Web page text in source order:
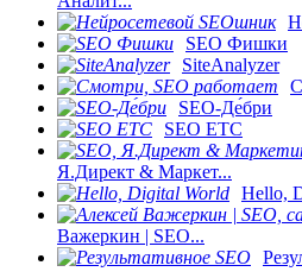
SEO Фишки
SiteAnalyzer
SEO-Де́бри
SEO ETC
Я.Директ & Маркет...
Hello,
Важеркин | SEO...